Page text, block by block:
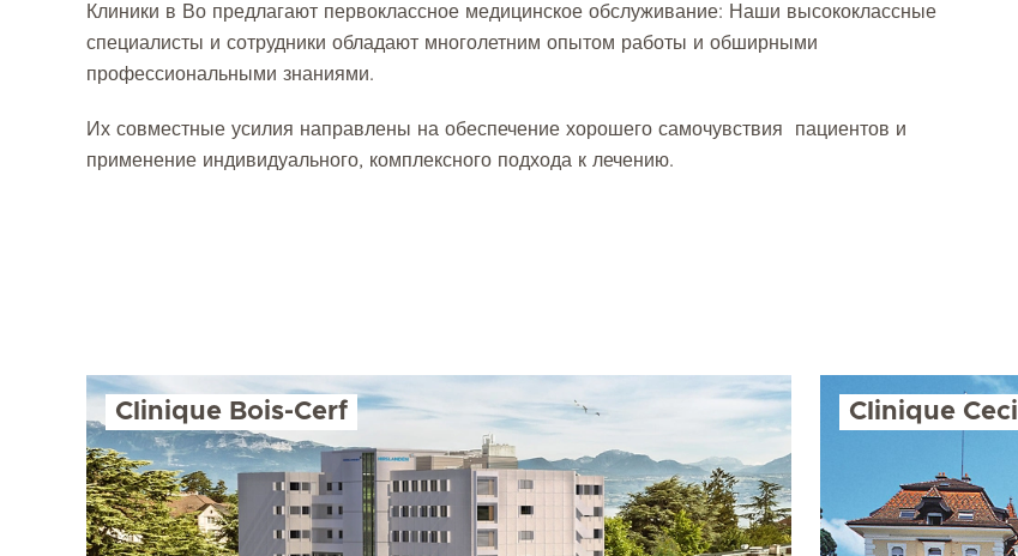
Клиники в Во предлагают первоклассное медицинское обслуживание: Наши высококлассные
специалисты и сотрудники обладают многолетним опытом работы и обширными
профессиональными знаниями.
Их совместные усилия направлены на обеспечение хорошего самочувствия пациентов и
применение индивидуального, комплексного подхода к лечению.
Clinique Bois-Cerf Clinique Cecil